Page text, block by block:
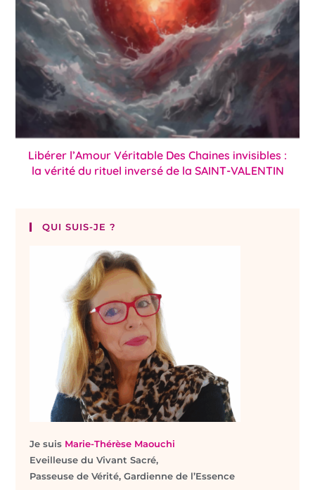
Libérer l’Amour Véritable Des Chaines invisibles :
la vérité du rituel inversé de la SAINT-VALENTIN
QUI SUIS-JE ?
Je suis Marie-Thérèse Maouchi
Eveilleuse du Vivant Sacré,
Passeuse de Vérité, Gardienne de l’Essence